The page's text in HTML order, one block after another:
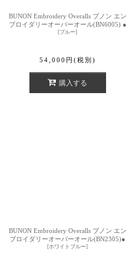
BUNON Embroidery Overalls ブノン エン
ブロイダリーオーバーオール(BN6005) ●
[ブルー]
54,000 円 (税別)
購入する
BUNON Embroidery Overalls ブノン エン
ブロイダリーオーバーオール(BN2305)●
[ホワイトブルー]